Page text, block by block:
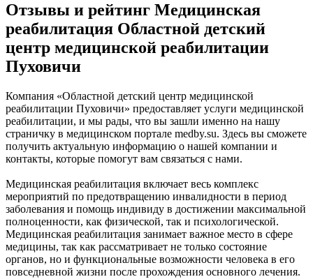
Отзывы и рейтинг Медицинская
реабилитация Областной детский
центр медицинской реабилитации
Пуховичи
Компания «Областной детский центр медицинской
реабилитации Пуховичи» предоставляет услуги медицинской
реабилитации, и мы рады, что вы зашли именно на нашу
страничку в медицинском портале medby.su. Здесь вы сможете
получить актуальную информацию о нашей компании и
контакты, которые помогут вам связаться с нами.
Медицинская реабилитация включает весь комплекс
мероприятий по предотвращению инвалидности в период
заболевания и помощь индивиду в достижении максимальной
полноценности, как физической, так и психологической.
Медицинская реабилитация занимает важное место в сфере
медицины, так как рассматривает не только состояние
органов, но и функциональные возможности человека в его
повседневной жизни после прохождения основного лечения.